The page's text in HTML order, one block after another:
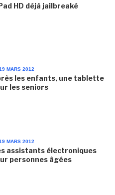
HD déjà jailbreaké
MARS 2012
les enfants, une tablette
les seniors
MARS 2012
assistants électroniques
personnes âgées